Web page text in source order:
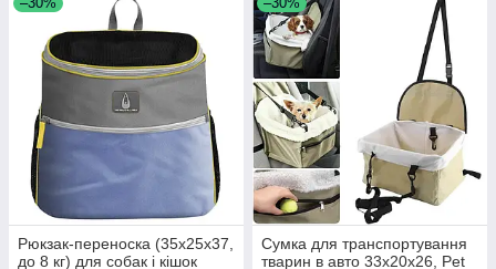
Рюкзак-переноска (35x25x37,
до 8 кг) для собак і кішок
Сумка для транспортування
тварин в авто 33х20х26, Pet